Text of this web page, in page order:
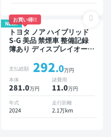
NEW!
お買い得!!
トヨタ ノア ハイブリッド
S-G 美品 禁煙車 整備記録
簿あり ディスプレイオーデ
オートクルーズ 3列シート
スマートキー ETC バック
モニター ドライブレコーダ
ー 衝突軽減 両側電動スラ
イドドア 7人乗り
支払総額 292.0万円
本体
281.0万円
諸費用
11.0万円
年式
2024
走行距離
2.1万km